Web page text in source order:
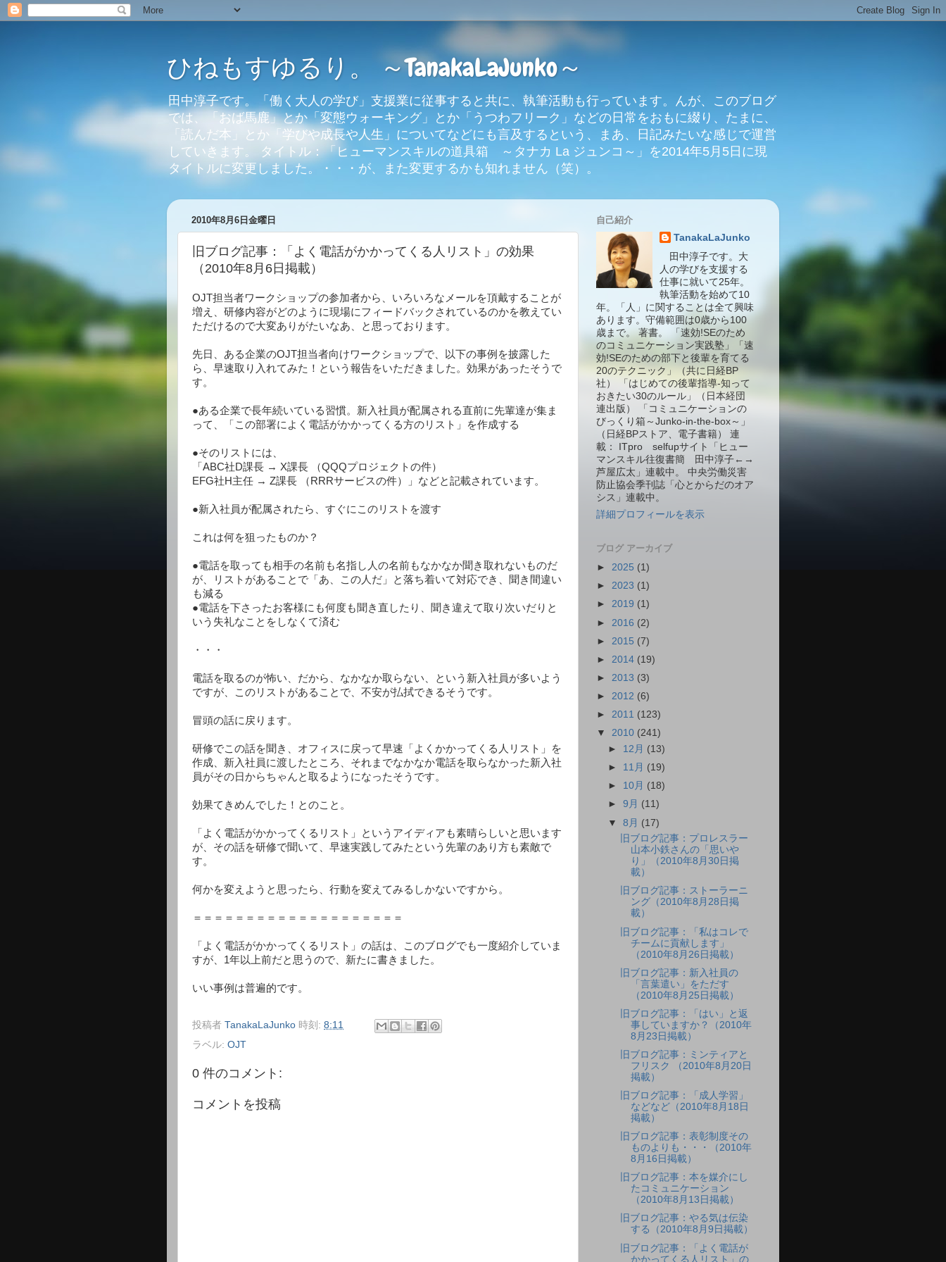
ひねもすゆるり。 ～TanakaLaJunko～
田中淳子です。「働く大人の学び」支援業に従事すると共に、執筆活動も行っています。んが、このブログ
では、「おば馬鹿」とか「変態ウォーキング」とか「うつわフリーク」などの日常をおもに綴り、たまに、
「読んだ本」とか「学びや成長や人生」についてなどにも言及するという、まあ、日記みたいな感じで運営
していきます。 タイトル：「ヒューマンスキルの道具箱 ～タナカ La ジュンコ～」を2014年5月5日に現
タイトルに変更しました。・・・が、また変更するかも知れません（笑）。
2010年8月6日金曜日
旧ブログ記事：「よく電話がかかってくる人リスト」の効果
（2010年8月6日掲載）
OJT担当者ワークショップの参加者から、いろいろなメールを頂戴することが
増え、研修内容がどのように現場にフィードバックされているのかを教えてい
ただけるので大変ありがたいなあ、と思っております。
先日、ある企業のOJT担当者向けワークショップで、以下の事例を披露した
ら、早速取り入れてみた！という報告をいただきました。効果があったそうで
す。
●ある企業で長年続いている習慣。新入社員が配属される直前に先輩達が集ま
って、「この部署によく電話がかかってくる方のリスト」を作成する
●そのリストには、
「ABC社D課長 → X課長 （QQQプロジェクトの件）
EFG社H主任 → Z課長 （RRRサービスの件）」などと記載されています。
●新入社員が配属されたら、すぐにこのリストを渡す
これは何を狙ったものか？
●電話を取っても相手の名前も名指し人の名前もなかなか聞き取れないものだ
が、リストがあることで「あ、この人だ」と落ち着いて対応でき、聞き間違い
も減る
●電話を下さったお客様にも何度も聞き直したり、聞き違えて取り次いだりと
いう失礼なことをしなくて済む
・・・
電話を取るのが怖い、だから、なかなか取らない、という新入社員が多いよう
ですが、このリストがあることで、不安が払拭できるそうです。
冒頭の話に戻ります。
研修でこの話を聞き、オフィスに戻って早速「よくかかってくる人リスト」を
作成、新入社員に渡したところ、それまでなかなか電話を取らなかった新入社
員がその日からちゃんと取るようになったそうです。
効果てきめんでした！とのこと。
「よく電話がかかってくるリスト」というアイディアも素晴らしいと思います
が、その話を研修で聞いて、早速実践してみたという先輩のあり方も素敵で
す。
何かを変えようと思ったら、行動を変えてみるしかないですから。
＝＝＝＝＝＝＝＝＝＝＝＝＝＝＝＝＝＝＝＝
「よく電話がかかってくるリスト」の話は、このブログでも一度紹介していま
すが、1年以上前だと思うので、新たに書きました。
いい事例は普遍的です。
投稿者 TanakaLaJunko 時刻: 8:11
ラベル: OJT
0 件のコメント:
コメントを投稿
自己紹介
TanakaLaJunko
田中淳子です。大
人の学びを支援する
仕事に就いて25年。
執筆活動を始めて10
年。「人」に関することは全て興味
あります。守備範囲は0歳から100
歳まで。 著書。 「速効!SEのため
のコミュニケーション実践塾」「速
効!SEのための部下と後輩を育てる
20のテクニック」（共に日経BP
社） 「はじめての後輩指導-知って
おきたい30のルール」（日本経団
連出版） 「コミュニケーションの
びっくり箱～Junko-in-the-box～」
（日経BPストア、電子書籍） 連
載： ITpro selfupサイト「ヒュー
マンスキル往復書簡 田中淳子←→
芦屋広太」連載中。 中央労働災害
防止協会季刊誌「心とからだのオア
シス」連載中。
詳細プロフィールを表示
ブログ アーカイブ
► 2025 (1)
► 2023 (1)
► 2019 (1)
► 2016 (2)
► 2015 (7)
► 2014 (19)
► 2013 (3)
► 2012 (6)
► 2011 (123)
▼ 2010 (241)
► 12月 (13)
► 11月 (19)
► 10月 (18)
►9月 (11)
▼8月 (17)
旧ブログ記事：プロレスラー
山本小鉄さんの「思いや
り」（2010年8月30日掲
載）
旧ブログ記事：ストーラーニ
ング（2010年8月28日掲
載）
旧ブログ記事：「私はコレで
チームに貢献します」
（2010年8月26日掲載）
旧ブログ記事：新入社員の
「言葉遣い」をただす
（2010年8月25日掲載）
旧ブログ記事：「はい」と返
事していますか？（2010年
8月23日掲載）
旧ブログ記事：ミンティアと
フリスク （2010年8月20日
掲載）
旧ブログ記事：「成人学習」
などなど（2010年8月18日
掲載）
旧ブログ記事：表彰制度その
ものよりも・・・（2010年
8月16日掲載）
旧ブログ記事：本を媒介にし
たコミュニケーション
（2010年8月13日掲載）
旧ブログ記事：やる気は伝染
する（2010年8月9日掲載）
旧ブログ記事：「よく電話が
かかってくる人リスト」の